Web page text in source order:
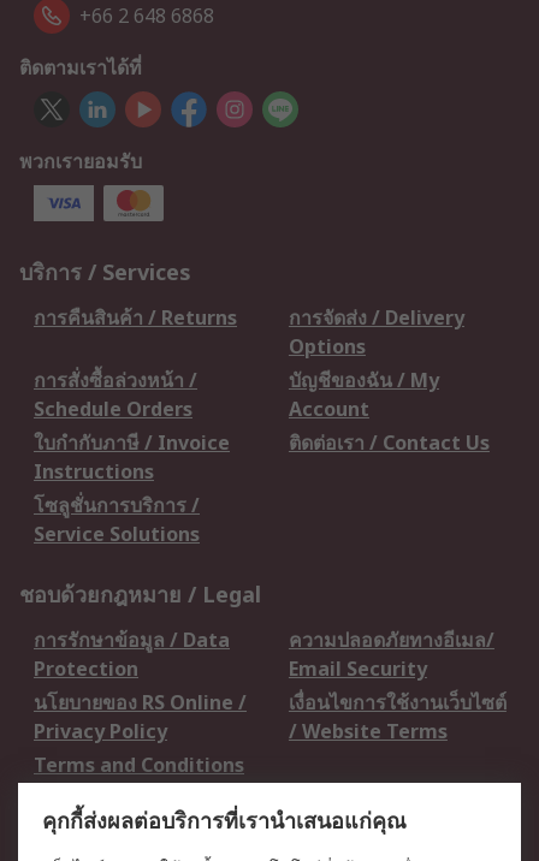
+66 2 648 6868
ติดตามเราได้ที่
พวกเรายอมรับ
บริการ / Services
การคืนสินค้า / Returns
การจัดส่ง / Delivery
Options
การสั่งซื้อล่วงหน้า /
Schedule Orders
บัญชีของฉัน / My
Account
ใบกำกับภาษี / Invoice
Instructions
ติดต่อเรา / Contact Us
โซลูชั่นการบริการ /
Service Solutions
ชอบด้วยกฎหมาย / Legal
การรักษาข้อมูล / Data
Protection
ความปลอดภัยทางอีเมล/
Email Security
นโยบายของ RS Online /
Privacy Policy
เงื่อนไขการใช้งานเว็บไซต์
/ Website Terms
Terms and Conditions
เกี่ยวกับ RS / About RS
คุกกี้ส่งผลต่อบริการที่เรานำเสนอแก่คุณ